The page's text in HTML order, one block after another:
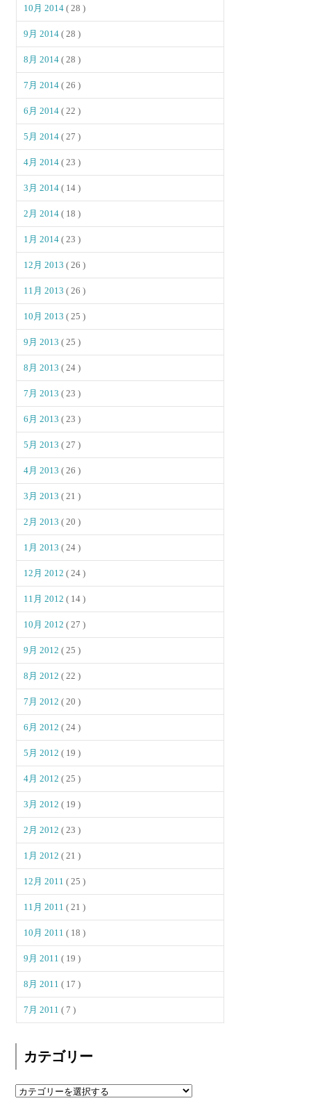
10月 2014( 28 )
9月 2014( 28 )
8月 2014( 28 )
7月 2014( 26 )
6月 2014( 22 )
5月 2014( 27 )
4月 2014( 23 )
3月 2014( 14 )
2月 2014( 18 )
1月 2014( 23 )
12月 2013( 26 )
11月 2013( 26 )
10月 2013( 25 )
9月 2013( 25 )
8月 2013( 24 )
7月 2013( 23 )
6月 2013( 23 )
5月 2013( 27 )
4月 2013( 26 )
3月 2013( 21 )
2月 2013( 20 )
1月 2013( 24 )
12月 2012( 24 )
11月 2012( 14 )
10月 2012( 27 )
9月 2012( 25 )
8月 2012( 22 )
7月 2012( 20 )
6月 2012( 24 )
5月 2012( 19 )
4月 2012( 25 )
3月 2012( 19 )
2月 2012( 23 )
1月 2012( 21 )
12月 2011( 25 )
11月 2011( 21 )
10月 2011( 18 )
9月 2011( 19 )
8月 2011( 17 )
7月 2011( 7 )
カテゴリー